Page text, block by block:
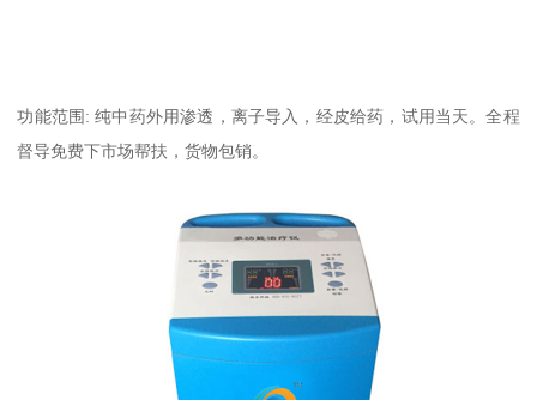
功能范围: 纯中药外用渗透，离子导入，经皮给药，试用当天。全程
督导免费下市场帮扶，货物包销。